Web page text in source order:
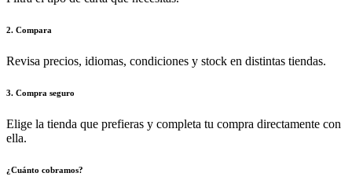
2. Compara
Revisa precios, idiomas, condiciones y stock en distintas tiendas.
3. Compra seguro
Elige la tienda que prefieras y completa tu compra directamente con
ella.
¿Cuánto cobramos?